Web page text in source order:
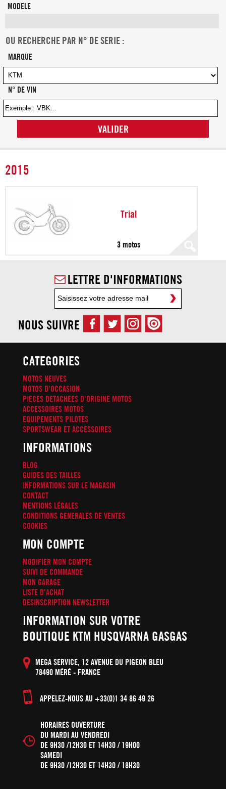
MODELE
OU RECHERCHE PAR N° DE SERIE :
MARQUE
N° DE VIN
VALIDER
2015
Trial
3 motos
LETTRE D'INFORMATIONS
NOUS SUIVRE
CATEGORIES
MOTOS NEUVES
MOTOS D'OCCASION
PIECES DETACHEES D'ORIGINE MOTOS
ACCESSOIRES MOTOS
EQUIPEMENTS PILOTES
SPORTSWEAR ET ACCESSOIRES
INFORMATIONS
BLOG
GUIDES DES TAILLES
INFORMATIONS SUR LE MAGASIN
CONTACT
MENTIONS LÉGALES
CONDITIONS GENERALES DE VENTES
COOKIES
MON COMPTE
MODIFIER MON COMPTE
SUIVI DE COMMANDE
MON GARAGE
LISTE D'ACHAT
DESINSCRIPTION NEWSLETTER
INFORMATION SUR VOTRE
BOUTIQUE KTM HUSQVARNA GASGAS
MEGA SERVICE, 12 AVENUE DU PIGEON BLEU
78490 MÉRÉ - FRANCE
APPELEZ-NOUS AU +33(0)1 34 86 49 26
HORAIRES OUVERTURE
DU MARDI AU VENDREDI
DE 9H30 /12H30 ET 14H30 / 19H00
SAMEDI
DE 9H30 /12H30 ET 14H30 / 18H30